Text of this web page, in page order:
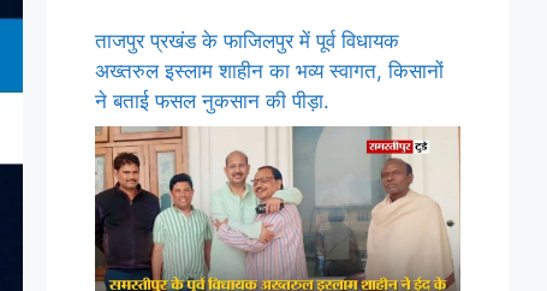
ताजपुर प्रखंड के फाजिलपुर में पूर्व विधायक
अख्तरुल इस्लाम शाहीन का भव्य स्वागत, किसानों
ने बताई फसल नुकसान की पीड़ा.